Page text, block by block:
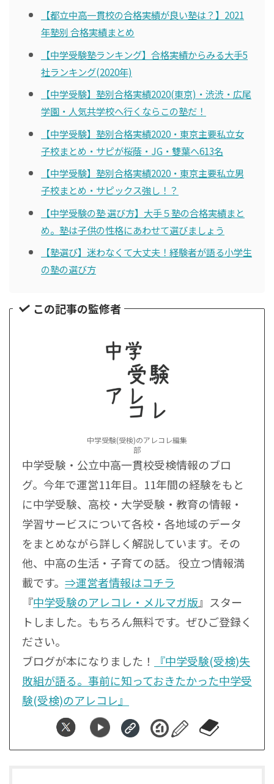
【都立中高一貫校の合格実績が良い塾は？】2021
年塾別 合格実績まとめ
【中学受験塾ランキング】合格実績からみる大手5
社ランキング(2020年)
【中学受験】塾別合格実績2020(東京)・渋渋・広尾
学園・人気共学校へ行くならこの塾だ！
【中学受験】塾別合格実績2020・東京主要私立女
子校まとめ・サピが桜蔭・JG・雙葉へ613名
【中学受験】塾別合格実績2020・東京主要私立男
子校まとめ・サピックス強し！？
【中学受験の塾 選び方】大手５塾の合格実績まと
め。塾は子供の性格にあわせて選びましょう
【塾選び】迷わなくて大丈夫！経験者が語る小学生
の塾の選び方
この記事の監修者
中学受験(受検)のアレコレ編集
部
中学受験・公立中高一貫校受検情報のブロ
グ。今年で運営11年目。11年間の経験をもと
に中学受験、高校・大学受験・教育の情報・
学習サービスについて各校・各地域のデータ
をまとめながら詳しく解説しています。その
他、中高の生活・子育ての話。 役立つ情報満
載です。 ⇒運営者情報はコチラ
『中学受験のアレコレ・メルマガ版』スター
トしました。もちろん無料です。ぜひご登録く
ださい。
ブログが本になりました！
『中学受験(受検)失
敗組が語る。事前に知っておきたかった中学受
験(受検)のアレコレ』